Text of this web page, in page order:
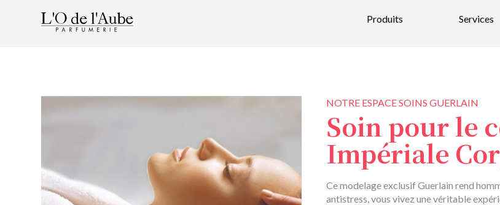
Produits
Bougies et parfums d’intérieurs
Soins pour la peau et maquillage
Soins pour hommes
Soins pour les cheveux
Services
NOTRE ESPACE SOINS GUERLAIN
Soin pour le
Impériale
Ce modelage exclusif Guerlain rend
antistress, vous vivez une véritable